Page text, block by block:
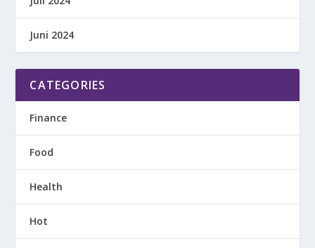
Juni 2024
CATEGORIES
Finance
Food
Health
Hot